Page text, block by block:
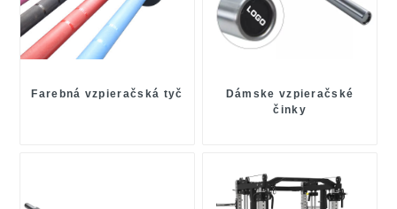
Farebná vzpieračská tyč
Dámske vzpieračské
činky